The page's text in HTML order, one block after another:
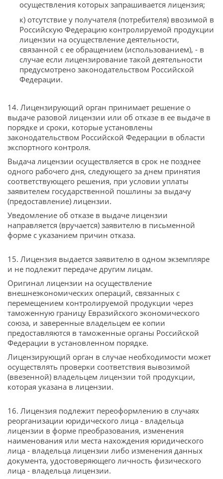
осуществления которых запрашивается лицензия;
к) отсутствие у получателя (потребителя) ввозимой в
Российскую Федерацию контролируемой продукции
лицензии на осуществление деятельности,
связанной с ее обращением (использованием), - в
случае если лицензирование такой деятельности
предусмотрено законодательством Российской
Федерации.
14. Лицензирующий орган принимает решение о
выдаче разовой лицензии или об отказе в ее выдаче в
порядке и сроки, которые установлены
законодательством Российской Федерации в области
экспортного контроля.
Выдача лицензии осуществляется в срок не позднее
одного рабочего дня, следующего за днем принятия
соответствующего решения, при условии уплаты
заявителем государственной пошлины за выдачу
(предоставление) лицензии.
Уведомление об отказе в выдаче лицензии
направляется (вручается) заявителю в письменной
форме с указанием причин отказа.
15. Лицензия выдается заявителю в одном экземпляре
и не подлежит передаче другим лицам.
Оригинал лицензии на осуществление
внешнеэкономических операций, связанных с
перемещением контролируемой продукции через
таможенную границу Евразийского экономического
союза, и заверенные владельцем ее копии
предоставляются в таможенные органы Российской
Федерации в установленном порядке.
Лицензирующий орган в случае необходимости может
осуществлять проверки соответствия вывозимой
(ввезенной) владельцем лицензии той продукции,
которая указана в лицензии.
16. Лицензия подлежит переоформлению в случаях
реорганизации юридического лица - владельца
лицензии в форме преобразования, изменения
наименования или места нахождения юридического
лица - владельца лицензии либо изменения данных
документа, удостоверяющего личность физического
лица - владельца лицензии.